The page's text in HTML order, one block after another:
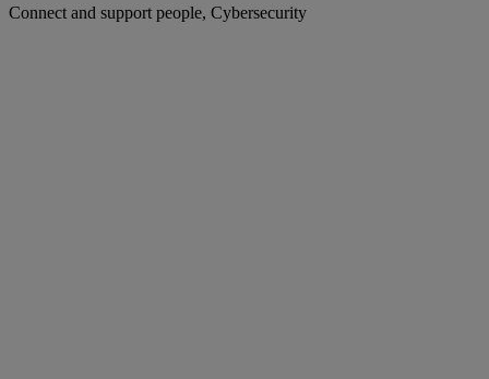
Connect and support people, Cybersecurity